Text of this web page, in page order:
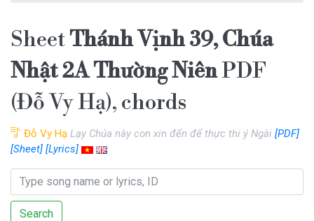
SheetThánh Vịnh 39, Chúa
Nhật 2A Thường NiênPDF
(Đỗ Vy Hạ), chords
Đỗ Vy Hạ Lạy Chúa này con xin đến để thực thi ý Ngài [PDF]
[Sheet] [Lyrics]
Search